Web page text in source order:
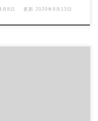
月8日 更新 2020年8月13日